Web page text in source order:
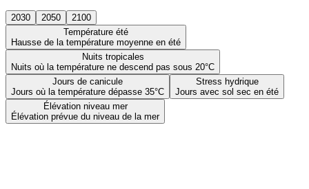
2030 2050
2100
Température été
Hausse de la température moyenne en été
Nuits tropicales
Nuits où la température ne descend pas sous 20°C
Jours de canicule
Jours où la température dépasse 35°C
Stress hydrique
Jours avec sol sec en été
Élévation niveau mer
Élévation prévue du niveau de la mer